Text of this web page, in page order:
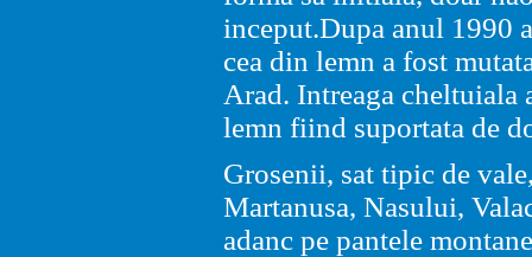
inceput.Dupa anul 1990
cea din lemn a fost
Arad. Intreaga cheltuiala
lemn fiind suportata de
Grosenii, sat tipic de
Martanusa, Nasului,
adanc pe pantele